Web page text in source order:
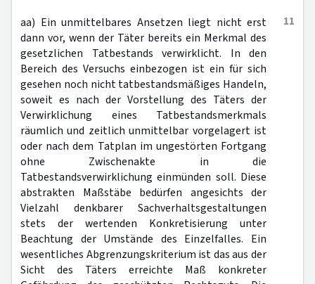
11
aa) Ein unmittelbares Ansetzen liegt nicht erst
dann vor, wenn der Täter bereits ein Merkmal des
gesetzlichen Tatbestands verwirklicht. In den
Bereich des Versuchs einbezogen ist ein für sich
gesehen noch nicht tatbestandsmäßiges Handeln,
soweit es nach der Vorstellung des Täters der
Verwirklichung eines Tatbestandsmerkmals
räumlich und zeitlich unmittelbar vorgelagert ist
oder nach dem Tatplan im ungestörten Fortgang
ohne Zwischenakte in die
Tatbestandsverwirklichung einmünden soll. Diese
abstrakten Maßstäbe bedürfen angesichts der
Vielzahl denkbarer Sachverhaltsgestaltungen
stets der wertenden Konkretisierung unter
Beachtung der Umstände des Einzelfalles. Ein
wesentliches Abgrenzungskriterium ist das aus der
Sicht des Täters erreichte Maß konkreter